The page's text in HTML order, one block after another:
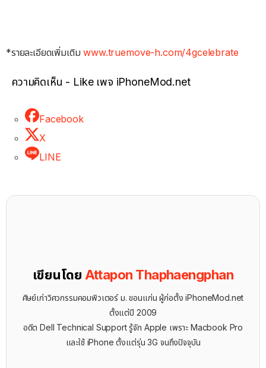
*รายละเอียดเพิ่มเติมwww.truemove-h.com/4gcelebrate
ความคิดเห็น - Like เพจ iPhoneMod.net
Facebook
X
LINE
เขียนโดย Attapon Thaphaengphan
ศิษย์เก่าวิศวกรรมคอมพิวเตอร์ ม. ขอนแก่น ผู้ก่อตั้ง iPhoneMod.net
ตั้งแต่ปี 2009
อดีต Dell Technical Support รู้จัก ​Apple เพราะ Macbook Pro
และใช้ iPhone ตั้งแต่รุ่น 3G จนถึงปัจจุบัน